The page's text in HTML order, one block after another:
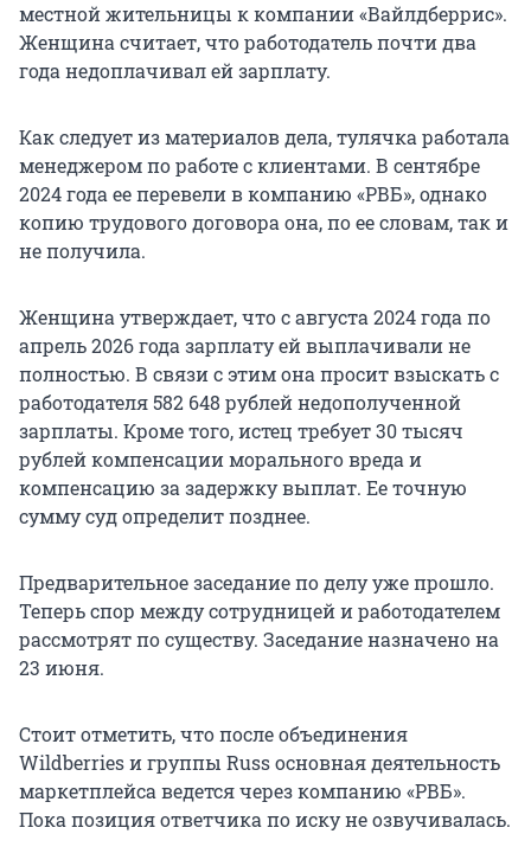
местной жительницы к компании «Вайлдберрис».
Женщина считает, что работодатель почти два
года недоплачивал ей зарплату.
Как следует из материалов дела, тулячка работала
менеджером по работе с клиентами. В сентябре
2024 года ее перевели в компанию «РВБ», однако
копию трудового договора она, по ее словам, так и
не получила.
Женщина утверждает, что с августа 2024 года по
апрель 2026 года зарплату ей выплачивали не
полностью. В связи с этим она просит взыскать с
работодателя 582 648 рублей недополученной
зарплаты. Кроме того, истец требует 30 тысяч
рублей компенсации морального вреда и
компенсацию за задержку выплат. Ее точную
сумму суд определит позднее.
Предварительное заседание по делу уже прошло.
Теперь спор между сотрудницей и работодателем
рассмотрят по существу. Заседание назначено на
23 июня.
Стоит отметить, что после объединения
Wildberries и группы Russ основная деятельность
маркетплейса ведется через компанию «РВБ».
Пока позиция ответчика по иску не озвучивалась.